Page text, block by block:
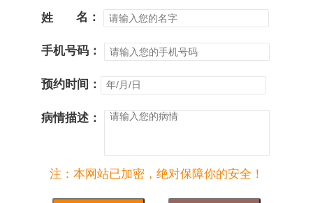
姓 名：
手机号码：
预约时间：
病情描述：
注：本网站已加密，绝对保障你的安全！